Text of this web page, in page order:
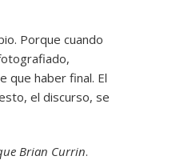
Porque cuando
que haber final. El
el discurso, se
Brian Currin.